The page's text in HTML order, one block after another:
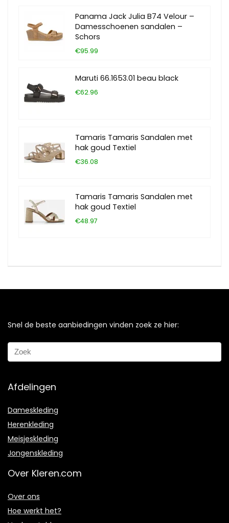
Panama Jack Julia B74 Velour –
Damesschoenen sandalen –
Schors
€95.99
Maruti 66.1653.01 beau black
€62.96
Tamaris Tamaris Sandalen met
hak goud Textiel
€36.08
Tamaris Tamaris Sandalen met
hak goud Textiel
€48.97
Snel de beste aanbiedingen vinden zoek ze hier:
Afdelingen
Dameskleding
Herenkleding
Meisjeskleding
Jongenskleding
Over Kleren.com
Over ons
Hoe werkt het?